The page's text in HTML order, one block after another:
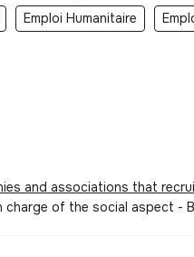
Emploi Humanitaire
and associations that
charge of the social aspect